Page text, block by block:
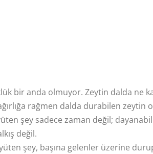
bir anda olmuyor. Zeytin dalda ne
rağmen dalda durabilen zeytin
şey sadece zaman değil;
değil.
şey, başına gelenler üzerine